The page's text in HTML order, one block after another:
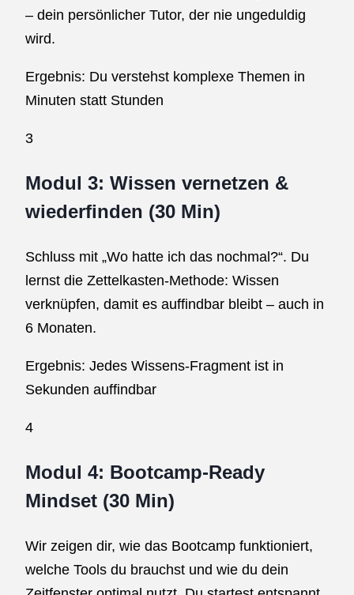
– dein persönlicher Tutor, der nie ungeduldig
wird.
Ergebnis: Du verstehst komplexe Themen in
Minuten statt Stunden
3
Modul 3: Wissen vernetzen &
wiederfinden (30 Min)
Schluss mit „Wo hatte ich das nochmal?“. Du
lernst die Zettelkasten-Methode: Wissen
verknüpfen, damit es auffindbar bleibt – auch in
6 Monaten.
Ergebnis: Jedes Wissens-Fragment ist in
Sekunden auffindbar
4
Modul 4: Bootcamp-Ready
Mindset (30 Min)
Wir zeigen dir, wie das Bootcamp funktioniert,
welche Tools du brauchst und wie du dein